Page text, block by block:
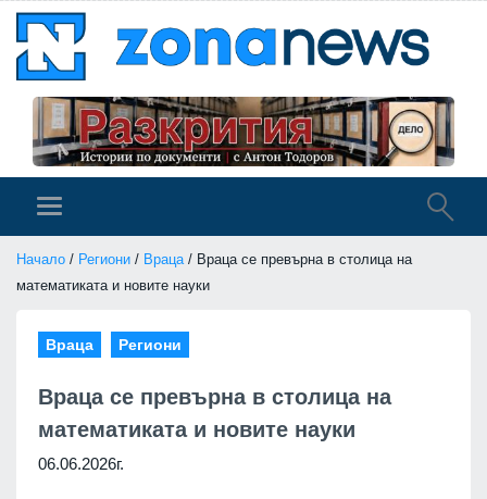
Начало / Региони / Враца/ Враца се превърна в столица на
математиката и новите науки
Враца Региони
Враца се превърна в столица на
математиката и новите науки
06.06.2026г.